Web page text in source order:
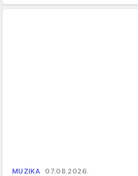
MUZIKA 07.08.2026.